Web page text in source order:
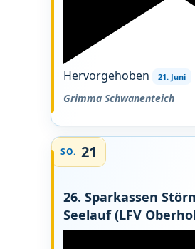
Hervorgehoben 21. Juni
Grimma Schwanenteich
SO. 21
26. Sparkassen
Seelauf (LFV